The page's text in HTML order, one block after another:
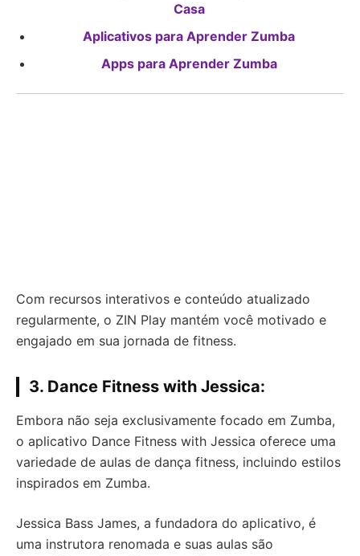
Casa
Aplicativos para Aprender Zumba
Apps para Aprender Zumba
Com recursos interativos e conteúdo atualizado
regularmente, o ZIN Play mantém você motivado e
engajado em sua jornada de fitness.
3. Dance Fitness with Jessica:
Embora não seja exclusivamente focado em Zumba,
o aplicativo Dance Fitness with Jessica oferece uma
variedade de aulas de dança fitness, incluindo estilos
inspirados em Zumba.
Jessica Bass James, a fundadora do aplicativo, é
uma instrutora renomada e suas aulas são